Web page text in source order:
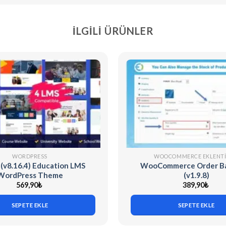
İLGILI ÜRÜNLER
WORDPRESS
Education LMS
Theme
569,90₺
SEPETE EKLE
WOOCOMMERCE
WooCommerce Order
(v1.9.8)
389,90₺
SEPETE EKLE